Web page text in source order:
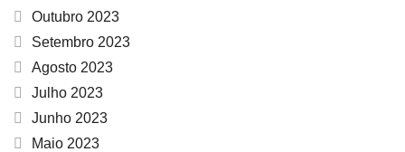
Outubro 2023
Setembro 2023
Agosto 2023
Julho 2023
Junho 2023
Maio 2023